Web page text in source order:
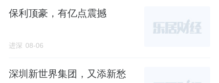
保利顶豪，有亿点震撼
进深 08-06
深圳新世界集团，又添新愁